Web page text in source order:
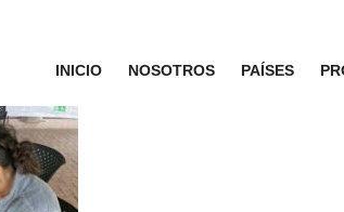
INICIO NOSOTROS PAÍSES